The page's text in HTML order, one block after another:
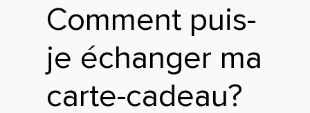
Comment puis-
je échanger ma
carte-cadeau?